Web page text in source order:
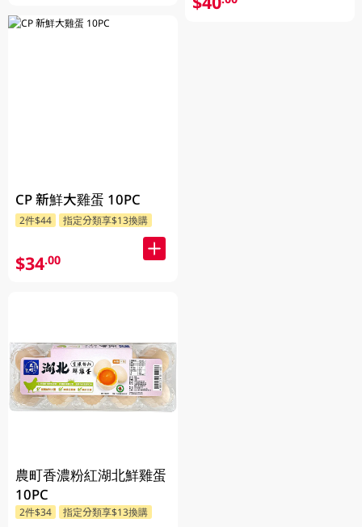
CP 新鮮大雞蛋 10PC
2件$44 指定分類享$13換購
$34.00
農町香濃粉紅湖北鮮雞蛋
10PC
2件$34 指定分類享$13換購